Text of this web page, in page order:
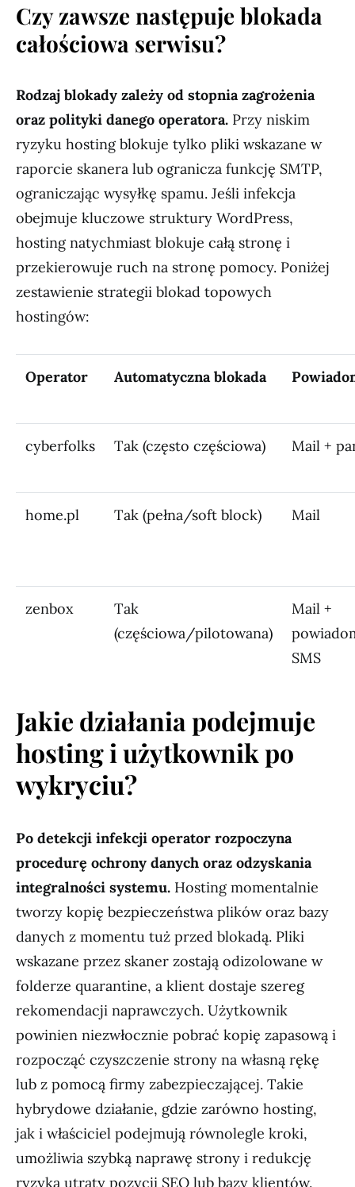
Czy zawsze następuje blokada
całościowa serwisu?
Rodzaj blokady zależy od stopnia zagrożenia
oraz polityki danego operatora. Przy niskim
ryzyku hosting blokuje tylko pliki wskazane w
raporcie skanera lub ogranicza funkcję SMTP,
ograniczając wysyłkę spamu. Jeśli infekcja
obejmuje kluczowe struktury WordPress,
hosting natychmiast blokuje całą stronę i
przekierowuje ruch na stronę pomocy. Poniżej
zestawienie strategii blokad topowych
hostingów:
Operator Automatyczna blokada
cyberfolks Tak (często częściowa) Mail +
home.pl Tak (pełna/soft block) Mail
zenbox
Tak
(częściowa/pilotowana)
Mail +
SMS
Jakie działania podejmuje
hosting i użytkownik po
wykryciu?
Po detekcji infekcji operator rozpoczyna
procedurę ochrony danych oraz odzyskania
integralności systemu. Hosting momentalnie
tworzy kopię bezpieczeństwa plików oraz bazy
danych z momentu tuż przed blokadą. Pliki
wskazane przez skaner zostają odizolowane w
folderze quarantine, a klient dostaje szereg
rekomendacji naprawczych. Użytkownik
powinien niezwłocznie pobrać kopię zapasową i
rozpocząć czyszczenie strony na własną rękę
lub z pomocą firmy zabezpieczającej. Takie
hybrydowe działanie, gdzie zarówno hosting,
jak i właściciel podejmują równolegle kroki,
umożliwia szybką naprawę strony i redukcję
ryzyka utraty pozycji SEO lub bazy klientów.